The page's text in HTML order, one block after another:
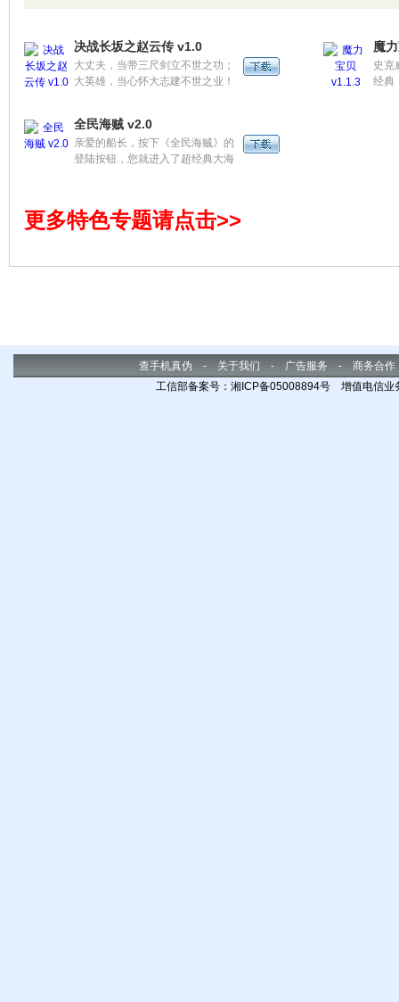
了跌宕起伏的原创剧情，精彩副
本、传奇Boss、热血军团战、酷炫
时装等海量玩法目不暇接。
身、
种
颠覆
验。
决战长坂之赵云传 v1.0
大丈夫，当带三尺剑立不世之功；
大英雄，当心怀大志建不世之业！
山！在这里，让你箭之所至，所向
无敌！
魔
史克
经
全民海贼 v2.0
亲爱的船长，按下《全民海贼》的
登陆按钮，您就进入了超经典大海
更多特色专题请点击>>
查手机真伪 - 关于我们 - 广告服务 - 商务合作
工信部备案号：湘ICP备05008894号 增值电信